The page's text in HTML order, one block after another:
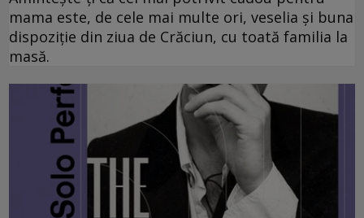
mama este, de cele mai multe ori, veselia și buna
dispoziție din ziua de Crăciun, cu toată familia la
masă.